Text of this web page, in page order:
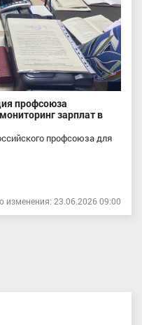
профсоюза
зарплат в
профсоюза для
изменения: 23.06.2026 09:00